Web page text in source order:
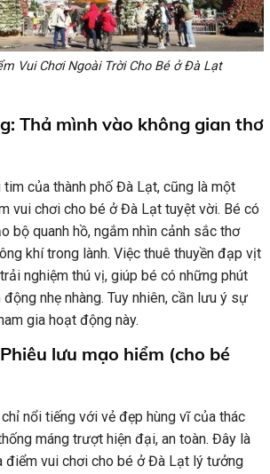
Vui Chơi Ngoài Trời Cho Bé ở Đà Lạt
Thả mình vào không gian thơ
tim của thành phố Đà Lạt, cũng là một
vui chơi cho bé ở Đà Lạt tuyệt vời. Bé có
bộ quanh hồ, ngắm nhìn cảnh sắc thơ
khí trong lành. Việc thuê thuyền đạp vịt
nghiệm thú vị, giúp bé có những phút
nhẹ nhàng. Tuy nhiên, cần lưu ý sự
gia hoạt động này.
lưu mạo hiểm (cho bé
nổi tiếng với vẻ đẹp hùng vĩ của thác
máng trượt hiện đại, an toàn. Đây là
điểm vui chơi cho bé ở Đà Lạt lý tưởng